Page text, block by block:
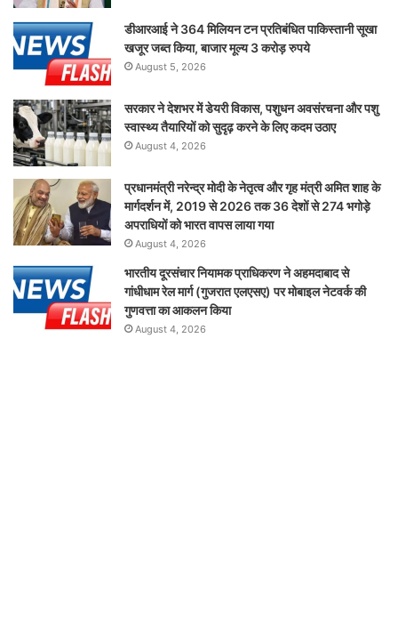
डीआरआई ने 364 मिलियन टन प्रतिबंधित पाकिस्तानी सूखा
खजूर जब्त किया, बाजार मूल्य 3 करोड़ रुपये
August 5, 2026
सरकार ने देशभर में डेयरी विकास, पशुधन अवसंरचना और पशु
स्वास्थ्य तैयारियों को सुदृढ़ करने के लिए कदम उठाए
August 4, 2026
प्रधानमंत्री नरेन्द्र मोदी के नेतृत्व और गृह मंत्री अमित शाह के
मार्गदर्शन में, 2019 से 2026 तक 36 देशों से 274 भगोड़े
अपराधियों को भारत वापस लाया गया
August 4, 2026
भारतीय दूरसंचार नियामक प्राधिकरण ने अहमदाबाद से
गांधीधाम रेल मार्ग (गुजरात एलएसए) पर मोबाइल नेटवर्क की
गुणवत्ता का आकलन किया
August 4, 2026